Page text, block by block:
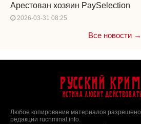
Арестован хозяин PaySelection
2026-03-31 08:25
Все новости →
Русский
Истина любит
Любое копирование материалов разрешено
редакции rucriminal.info.